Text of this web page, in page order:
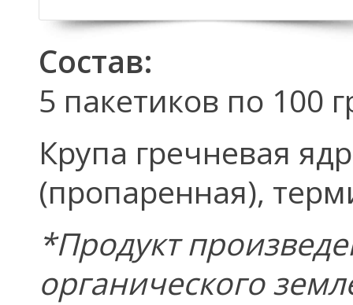
Состав:
5 пакетиков по 100
Крупа гречневая
(пропаренная),
*Продукт
органического